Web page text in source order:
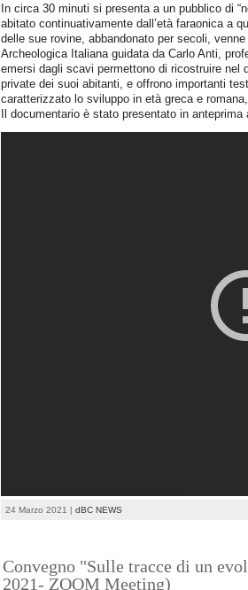
In circa 30 minuti si presenta a un pubblico di
abitato continuativamente dall’età faraonica a
delle sue rovine, abbandonato per secoli,
Archeologica Italiana guidata da Carlo Anti,
emersi dagli scavi permettono di ricostruire nel
private dei suoi abitanti, e offrono importanti
caratterizzato lo sviluppo in età greca e romana,
Il documentario è stato presentato in
24 Marzo 2021 | dBC NEWS
Convegno "Sulle tracce di un
2021- ZOOM Meeting)